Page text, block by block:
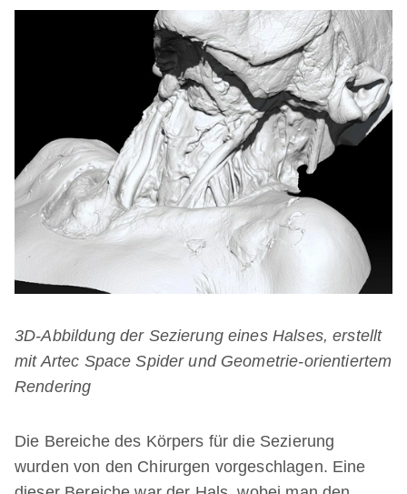
3D-Abbildung der Sezierung eines Halses, erstellt
mit Artec Space Spider und Geometrie-orientiertem
Rendering
Die Bereiche des Körpers für die Sezierung
wurden von den Chirurgen vorgeschlagen. Eine